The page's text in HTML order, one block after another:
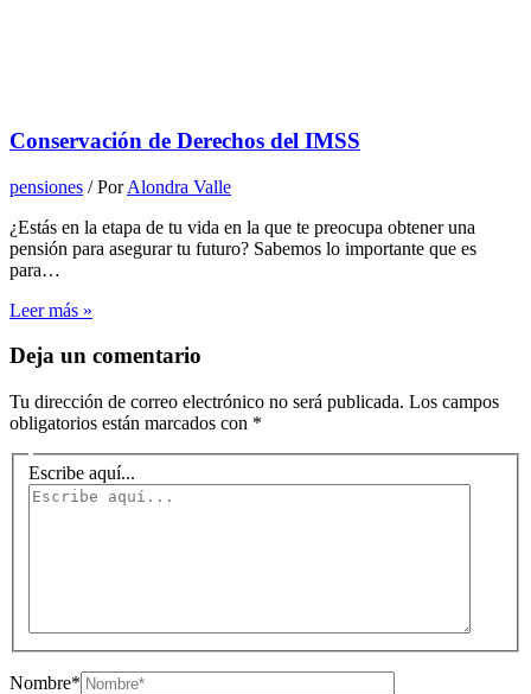
Conservación de Derechos del IMSS
pensiones / PorAlondra Valle
¿Estás en la etapa de tu vida en la que te preocupa obtener una
pensión para asegurar tu futuro? Sabemos lo importante que es
para…
Leer más »
Deja un comentario
Tu dirección de correo electrónico no será publicada. Los campos
obligatorios están marcados con *
Escribe aquí...
Nombre*